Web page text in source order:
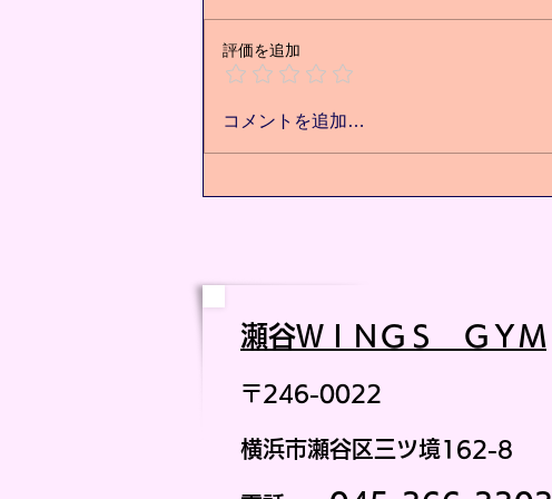
痩せた先にある未来⭐️
評価を追加
コメントを追加…
瀬谷ＷＩ ＮＧＳ ＧＹＭ
〒246-0022
横浜市瀬谷区三ツ境162-8